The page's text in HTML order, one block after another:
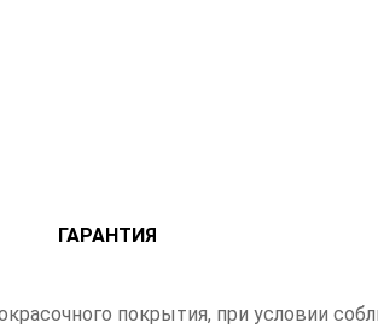
ГАРАНТИЯ
покрытия, при условии